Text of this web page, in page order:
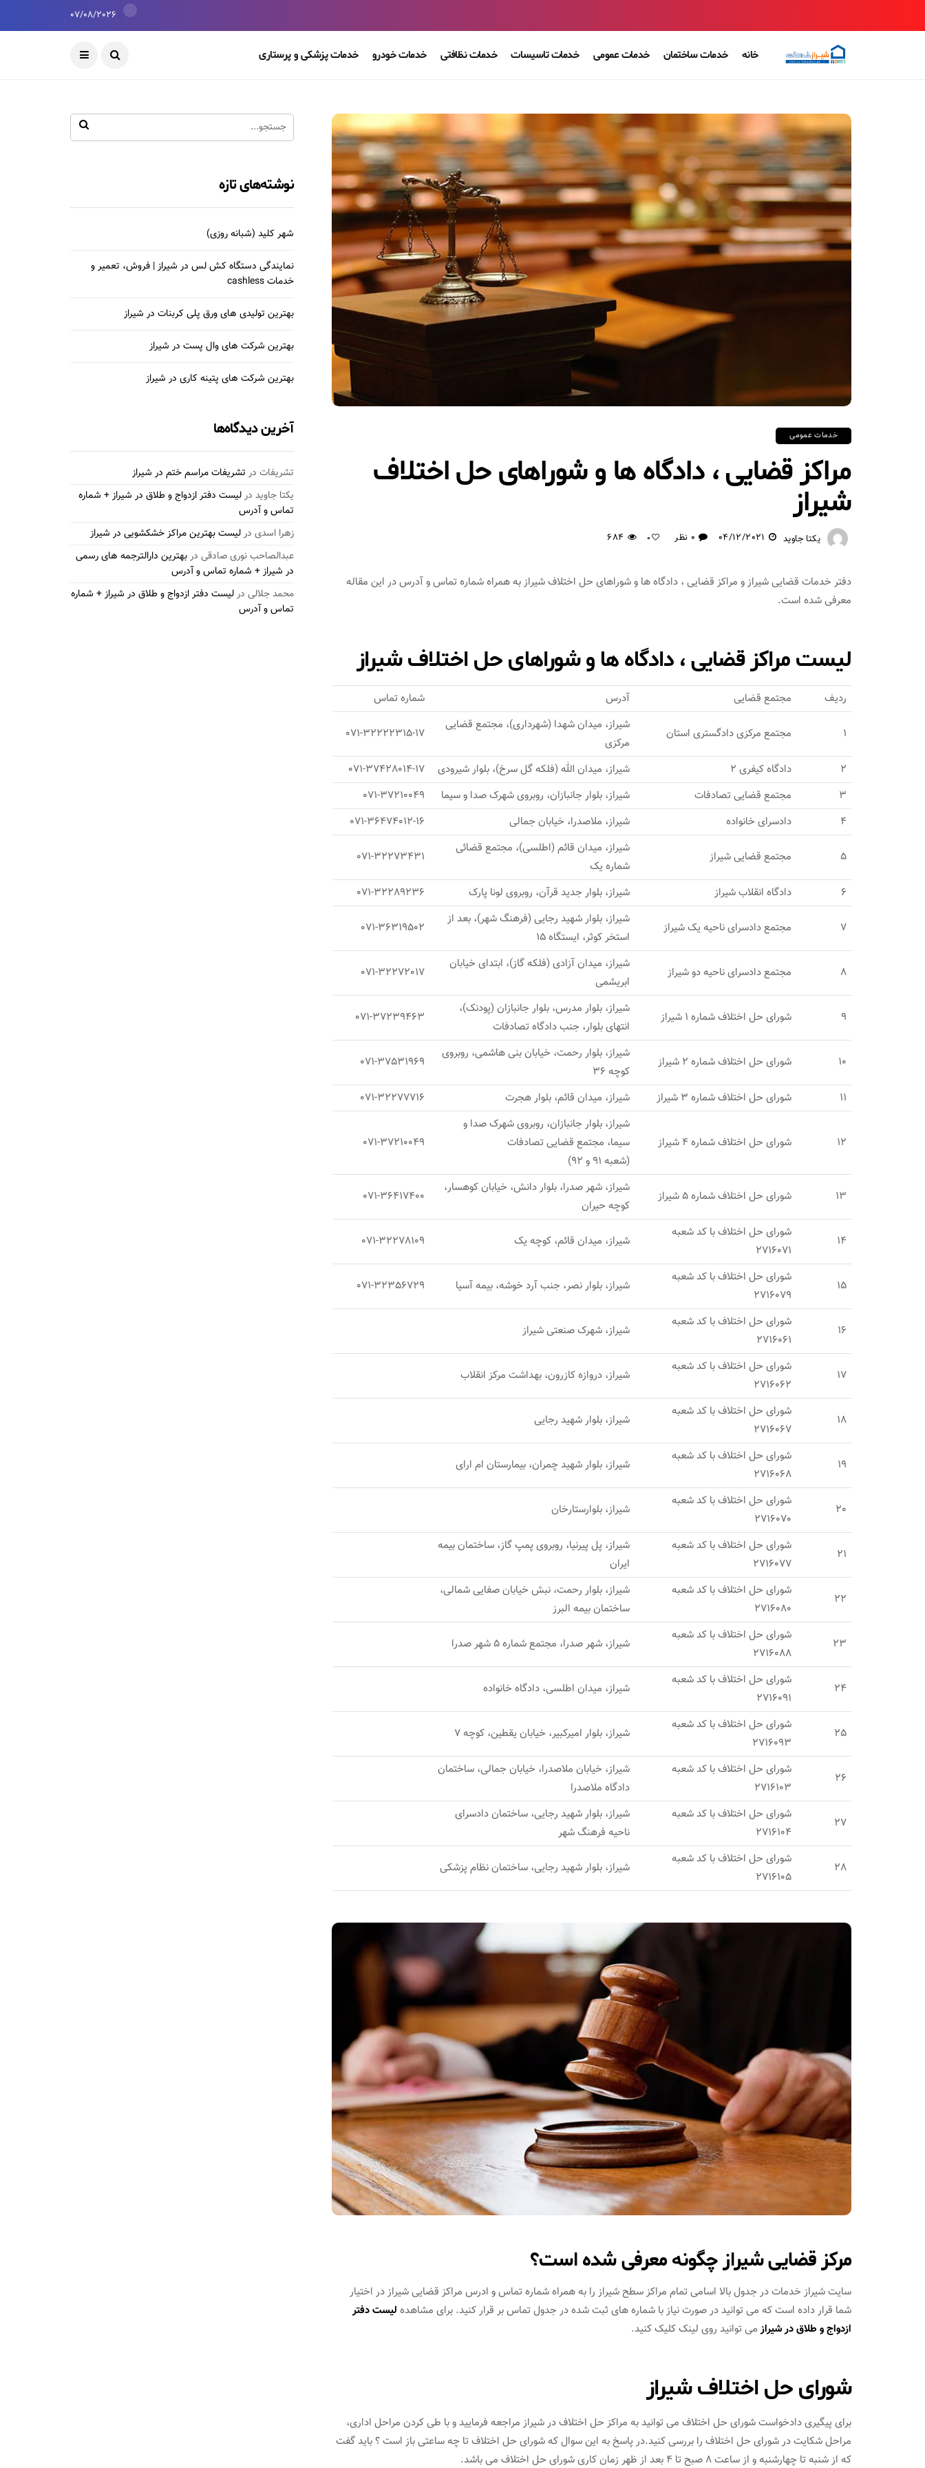
07/08/2026
خانه خدمات ساختمان خدمات عمومی خدمات تاسیسات خدمات نظافتی خدمات خودرو خدمات پزشکی و پرستاری
خدمات عمومی
مراکز قضایی ، دادگاه ها و شوراهای حل اختلاف
شیراز
یکتا جاوید 04/12/2021 0 نظر 0
684
دفتر خدمات قضایی شیراز و مراکز قضایی ، دادگاه ها و شوراهای حل اختلاف شیراز به همراه شماره تماس و آدرس در این مقاله
معرفی شده است.
لیست مراکز قضایی ، دادگاه ها و شوراهای حل اختلاف شیراز
ردیف مجتمع قضایی آدرس شماره تماس
1 مجتمع مرکزی دادگستری استان
شیراز، میدان شهدا (شهرداری)، مجتمع قضایی
مرکزی
071-32222315-17
2 دادگاه کیفری 2 شیراز، میدان الله (فلکه گل سرخ)، بلوار شیرودی
071-37428014-17
3
مجتمع قضایی تصادفات شیراز، بلوار جانبازان، روبروی شهرک صدا و سیما
071-37210049
4
دادسرای خانواده شیراز، ملاصدرا، خیابان جمالی 071-36474012-16
5 مجتمع قضایی شیراز
شیراز، میدان قائم (اطلسی)، مجتمع قضائی
شماره یک
071-32273431
6 دادگاه انقلاب شیراز شیراز، بلوار جدید قرآن، روبروی لونا پارک 071-32289236
7 مجتمع دادسرای ناحیه یک شیراز
شیراز، بلوار شهید رجایی (فرهنگ شهر)، بعد از
استخر کوثر، ایستگاه 15
071-36319502
8 مجتمع دادسرای ناحیه دو شیراز
شیراز، میدان آزادی (فلکه گاز)، ابتدای خیابان
ابریشمی
071-32272017
9 شورای حل اختلاف شماره 1 شیراز
شيراز، بلوار مدرس، بلوار جانبازان (پودنک)،
انتهای بلوار، جنب دادگاه تصادفات
071-37239463
10 شورای حل اختلاف شماره 2 شیراز
شیراز، بلوار رحمت، خیابان بنی هاشمی، روبروی
کوچه 36
071-37531969
11 شورای حل اختلاف شماره 3 شیراز شیراز، میدان قائم، بلوار هجرت 071-32277716
12 شورای حل اختلاف شماره 4 شیراز
شیراز، بلوار جانبازان، روبروی شهرک صدا و
سیما، مجتمع قضایی تصادفات
(شعبه 91 و 92)
071-37210049
13 شورای حل اختلاف شماره 5 شیراز
شیراز، شهر صدرا، بلوار دانش، خیابان کوهسار،
کوچه حیران
071-36417400
14
شورای حل اختلاف با کد شعبه
2716071
شیراز، میدان قائم، کوچه یک 071-32278109
15
شورای حل اختلاف با کد شعبه
2716079
شیراز، بلوار نصر، جنب آرد خوشه، بیمه آسیا 071-32356729
16
شورای حل اختلاف با کد شعبه
2716061
شیراز، شهرک صنعتی شیراز
17
شورای حل اختلاف با کد شعبه
2716062
شیراز، دروازه کازرون، بهداشت مرکز انقلاب
18
شورای حل اختلاف با کد شعبه
2716067
شیراز، بلوار شهید رجایی
19
شورای حل اختلاف با کد شعبه
2716068
شیراز، بلوار شهید چمران، بیمارستان ام ار‌ای
20
شورای حل اختلاف با کد شعبه
2716070
شیراز، بلوارستارخان
21
شورای حل اختلاف با کد شعبه
2716077
شیراز، پل پیرنیا، روبروی پمپ گاز، ساختمان بیمه
ایران
22
شورای حل اختلاف با کد شعبه
2716080
شیراز، بلوار رحمت، نبش خیابان صفایی شمالی،
ساختمان بیمه البرز
23
شورای حل اختلاف با کد شعبه
2716088
شیراز، شهر صدرا، مجتمع شماره 5 شهر صدرا
24
شورای حل اختلاف با کد شعبه
2716091
شیراز، میدان اطلسی، دادگاه خانواده
25
شورای حل اختلاف با کد شعبه
2716093
شیراز، بلوار امیرکبیر، خیابان یقطین، کوچه 7
26
شورای حل اختلاف با کد شعبه
2716103
شیراز، خیابان ملاصدرا، خیابان جمالی، ساختمان
دادگاه ملاصدرا
27
شورای حل اختلاف با کد شعبه
2716104
شیراز، بلوار شهید رجایی، ساختمان دادسرای
ناحیه فرهنگ شهر
28
شورای حل اختلاف با کد شعبه
2716105
شیراز، بلوار شهید رجایی، ساختمان نظام پزشکی
مرکز قضایی شیراز چگونه معرفی شده است؟
سایت شیراز خدمات در جدول بالا اسامی تمام مراکز سطح شیراز را به همراه شماره تماس و ادرس مراکز قضایی شیراز در اختیار
شما قرار داده است که می توانید در صورت نیاز با شماره های ثبت شده در جدول تماس بر قرار کنید. برای مشاهده لیست دفتر
ازدواج و طلاق در شیرازمی توانید روی لینک کلیک کنید.
شورای حل اختلاف شیراز
برای پیگیری دادخواست شورای حل اختلاف می توانید به مراکز حل اختلاف در شیراز مراجعه فرمایید و با طی کردن مراحل اداری،
مراحل شکایت در شورای حل اختلاف را بررسی کنید.در پاسخ به این سوال که شورای حل اختلاف تا چه ساعتی باز است ؟ باید گفت
که از شنبه تا چهارشنبه و از ساعت 8 صبح تا 4 بعد از ظهر زمان کاری شورای حل اختلاف می باشد.
نوشته‌های تازه
شهر کلید (شبانه روزی)
نمایندگی دستگاه کش لس در شیراز | فروش، تعمیر و
خدمات cashless
بهترین تولیدی های ورق پلی کربنات در شیراز
بهترین شرکت های وال پست در شیراز
بهترین شرکت های پتینه کاری در شیراز
آخرین دیدگاه‌ها
تشریفات در تشریفات مراسم ختم در شیراز
یکتا جاوید درلیست دفتر ازدواج و طلاق در شیراز + شماره
تماس و آدرس
زهرا اسدی درلیست بهترین مراکز خشکشویی در شیراز
عبدالصاحب نوری صادقی دربهترین دارالترجمه های رسمی
در شیراز + شماره تماس و آدرس
محمد جلالی درلیست دفتر ازدواج و طلاق در شیراز + شماره
تماس و آدرس